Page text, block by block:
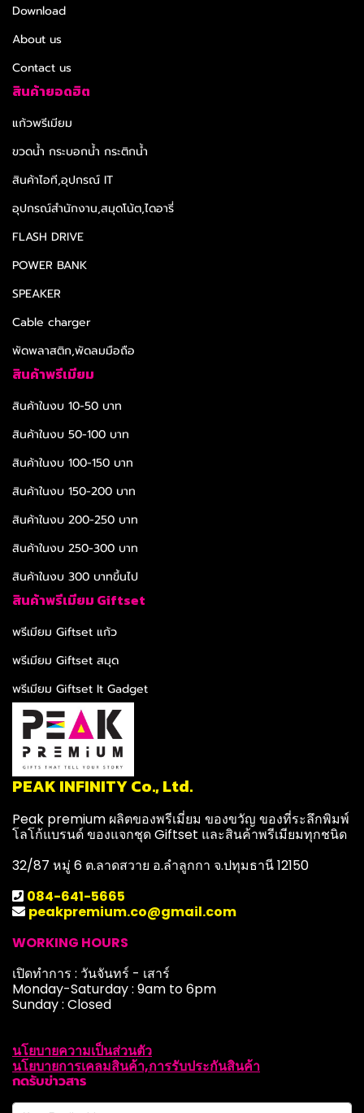
Download
About us
Contact us
สินค้ายอดฮิต
แก้วพรีเมียม
ขวดน้ำ กระบอกน้ำ กระติกน้ำ
สินค้าไอที,อุปกรณ์ IT
อุปกรณ์สำนักงาน,สมุดโน้ต,ไดอารี่
FLASH DRIVE
POWER BANK
SPEAKER
Cable charger
พัดพลาสติก,พัดลมมือถือ
สินค้าพรีเมียม
สินค้าในงบ 10-50 บาท
สินค้าในงบ 50-100 บาท
สินค้าในงบ 100-150 บาท
สินค้าในงบ 150-200 บาท
สินค้าในงบ 200-250 บาท
สินค้าในงบ 250-300 บาท
สินค้าในงบ 300 บาทขึ้นไป
สินค้าพรีเมียม Giftset
พรีเมียม Giftset แก้ว
พรีเมียม Giftset สมุด
พรีเมียม Giftset It Gadget
PEAK INFINITY Co., Ltd.
Peak premium ผลิตของพรีเมี่ยม ของขวัญ ของที่ระลึกพิมพ์
โลโก้แบรนด์ ของแจกชุด Giftset และสินค้าพรีเมียมทุกชนิด
32/87 หมู่ 6 ต.ลาดสวาย อ.ลำลูกกา จ.ปทุมธานี 12150
084-641-5665
peakpremium.co@gmail.com
WORKING HOURS
เปิดทำการ : วันจันทร์ - เสาร์
Monday-Saturday : 9am to 6pm
Sunday : Closed
นโยบายความเป็นส่วนตัว
นโยบายการเคลมสินค้า,การรับประกันสินค้า
กดรับข่าวสาร